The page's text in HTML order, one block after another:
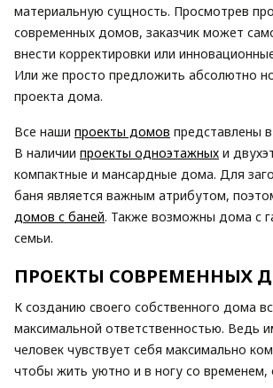
материальную сущность. Просмотрев
современных домов, заказчик может
внести корректировки или
Или же просто предложить абсолютно
проекта дома.
Все наши проекты домов представлены
В наличии проекты одноэтажных и
компактные и мансардные дома. Для
баня является важным атрибутом,
домов с баней. Также возможны дома с
семьи.
ПРОЕКТЫ СОВРЕМЕННЫХ
К созданию своего собственного дома
максимальной ответственностью. Ведь
человек чувствует себя максимально
чтобы жить уютно и в ногу со временем,